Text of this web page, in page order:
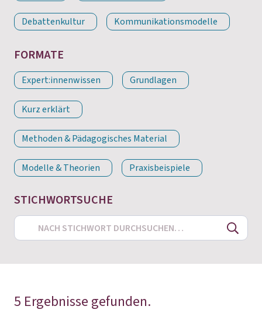
Debattenkultur Kommunikationsmodelle
FORMATE
Expert:innenwissen Grundlagen
Kurz erklärt
Methoden & Pädagogisches Material
Modelle & Theorien Praxisbeispiele
STICHWORTSUCHE
Search
5 Ergebnisse gefunden.